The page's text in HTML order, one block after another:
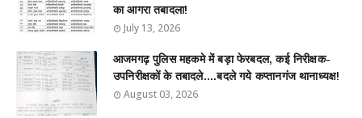
का आगरा तबादला!
July 13, 2026
आजमगढ़ पुलिस महकमे में बड़ा फेरबदल, कई निरीक्षक-
उपनिरीक्षकों के तबादले....बदले गये कप्तानगंज थानाध्यक्ष!
August 03, 2026